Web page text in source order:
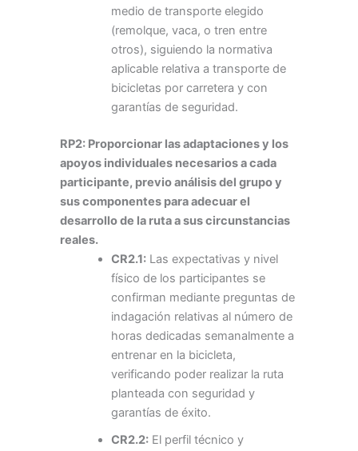
medio de transporte elegido
(remolque, vaca, o tren entre
otros), siguiendo la normativa
aplicable relativa a transporte de
bicicletas por carretera y con
garantías de seguridad.
RP2: Proporcionar las adaptaciones y los
apoyos individuales necesarios a cada
participante, previo análisis del grupo y
sus componentes para adecuar el
desarrollo de la ruta a sus circunstancias
reales.
CR2.1:Las expectativas y nivel
físico de los participantes se
confirman mediante preguntas de
indagación relativas al número de
horas dedicadas semanalmente a
entrenar en la bicicleta,
verificando poder realizar la ruta
planteada con seguridad y
garantías de éxito.
CR2.2:El perfil técnico y